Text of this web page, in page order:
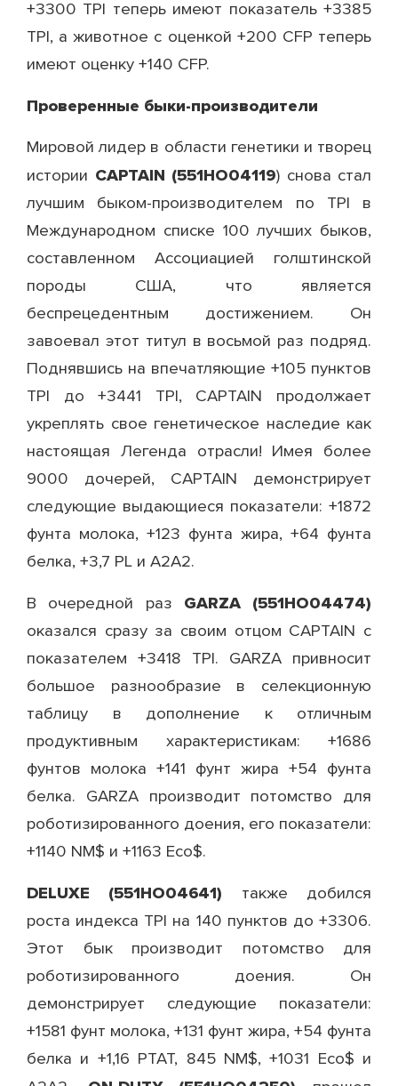
+3300 TPI теперь имеют показатель +3385
TPI, а животное с оценкой +200 CFP теперь
имеют оценку +140 CFP.
Проверенные быки-производители
Мировой лидер в области генетики и творец
истории CAPTAIN (551НО04119) снова стал
лучшим быком-производителем по TPI в
Международном списке 100 лучших быков,
составленном Ассоциацией голштинской
породы США, что является
беспрецедентным достижением. Он
завоевал этот титул в восьмой раз подряд.
Поднявшись на впечатляющие +105 пунктов
TPI до +3441 TPI, CAPTAIN продолжает
укреплять свое генетическое наследие как
настоящая Легенда отрасли! Имея более
9000 дочерей, CAPTAIN демонстрирует
следующие выдающиеся показатели: +1872
фунта молока, +123 фунта жира, +64 фунта
белка, +3,7 PL и A2A2.
В очередной раз GARZA (551НО04474)
оказался сразу за своим отцом CAPTAIN с
показателем +3418 TPI. GARZA привносит
большое разнообразие в селекционную
таблицу в дополнение к отличным
продуктивным характеристикам: +1686
фунтов молока +141 фунт жира +54 фунта
белка. GARZA производит потомство для
роботизированного доения, его показатели:
+1140 NM$ и +1163 Eco$.
DELUXE (551HO04641) также добился
роста индекса TPI на 140 пунктов до +3306.
Этот бык производит потомство для
роботизированного доения. Он
демонстрирует следующие показатели:
+1581 фунт молока, +131 фунт жира, +54 фунта
белка и +1,16 PTAT, 845 NM$, +1031 Eco$ и